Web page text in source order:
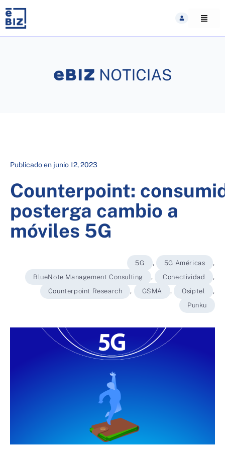
content
Publicado en junio 12, 2023
Counterpoint:
posterga cambio a
móviles 5G
5G , 5G Américas
,
BlueNote Management Consulting
, Conectividad
,
Counterpoint Research
, GSMA , Osiptel
,
Punku